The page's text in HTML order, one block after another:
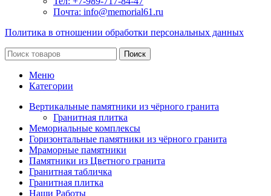
Почта: info@memorial61.ru
Политика в отношении обработки персональных данных
Поиск
Меню
Категории
Вертикальные памятники из чёрного гранита
Гранитная плитка
Мемориальные комплексы
Горизонтальные памятники из чёрного гранита
Мраморные памятники
Памятники из Цветного гранита
Гранитная табличка
Гранитная плитка
Наши Работы